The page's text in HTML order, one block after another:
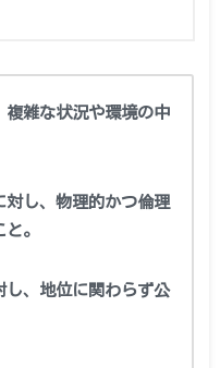
複雑な状況や環境の中
対し、物理的かつ倫理
。
し、地位に関わらず公